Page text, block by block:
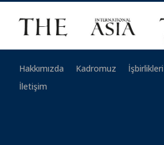
Hakkımızda Kadromuz İşbirlikleri
İletişim